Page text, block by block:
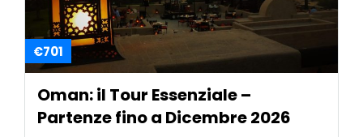
€701
Oman: il Tour Essenziale –
Partenze fino a Dicembre 2026